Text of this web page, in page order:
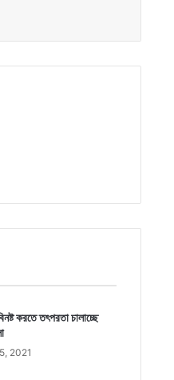
করতে তৎপরতা চালাচ্ছে
2021